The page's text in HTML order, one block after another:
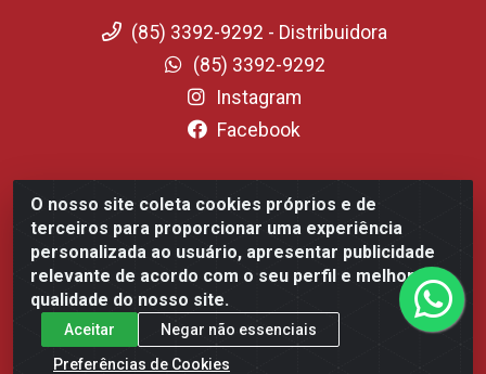
O nosso site coleta cookies próprios e de
terceiros para proporcionar uma experiência
personalizada ao usuário, apresentar publicidade
relevante de acordo com o seu perfil e melhorar a
qualidade do nosso site.
Aceitar
Negar não essenciais
Preferências de Cookies
(85) 3392-9292 - Distribuidora
(85) 3392-9292
Instagram
Facebook
Fortali Distribuidora de Alimentos LTDA - Avenida
Tomaz Coelho, 1268 - Messejana, Fortaleza/CE - CEP
60.863-254- CNPJ 09.317.318.0001-75